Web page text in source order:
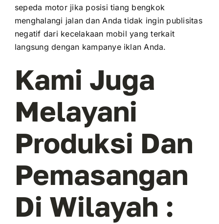
sepeda motor jika posisi tiang bengkok
menghalangi jalan dan Anda tidak ingin publisitas
negatif dari kecelakaan mobil yang terkait
langsung dengan kampanye iklan Anda.
Kami Juga
Melayani
Produksi Dan
Pemasangan
Di Wilayah :